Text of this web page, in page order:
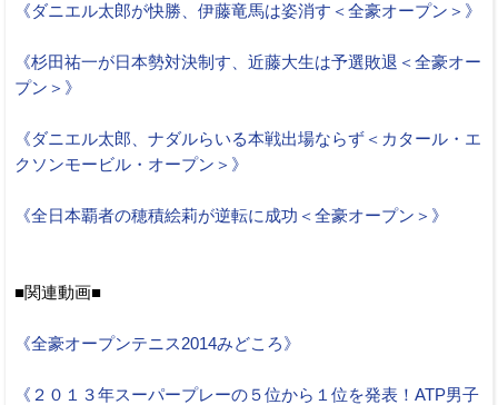
《ダニエル太郎が快勝、伊藤竜馬は姿消す＜全豪オープン＞》
《杉田祐一が日本勢対決制す、近藤大生は予選敗退＜全豪オー
プン＞》
《ダニエル太郎、ナダルらいる本戦出場ならず＜カタール・エ
クソンモービル・オープン＞》
《全日本覇者の穂積絵莉が逆転に成功＜全豪オープン＞》
■関連動画■
《全豪オープンテニス2014みどころ》
《２０１３年スーパープレーの５位から１位を発表！ATP男子